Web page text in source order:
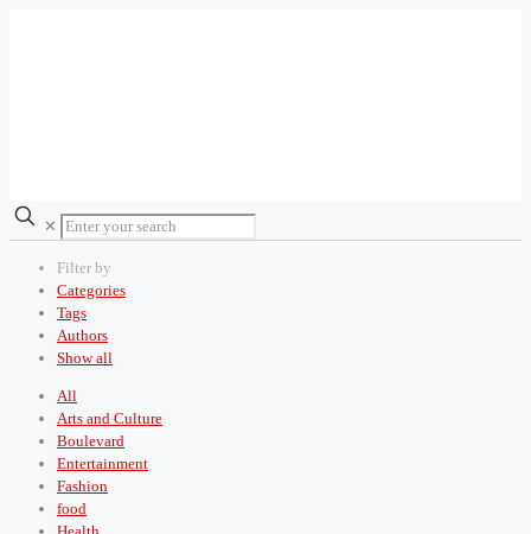
✕
Filter by
Categories
Tags
Authors
Show all
All
Arts and Culture
Boulevard
Entertainment
Fashion
food